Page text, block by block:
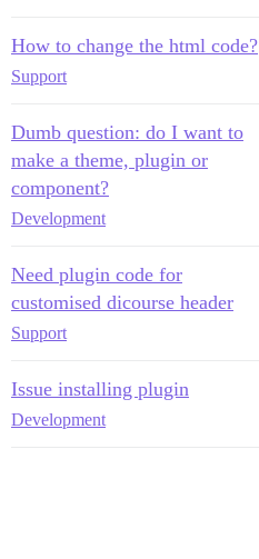
How to change the html code?
Support
Dumb question: do I want to
make a theme, plugin or
component?
Development
Need plugin code for
customised dicourse header
Support
Issue installing plugin
Development